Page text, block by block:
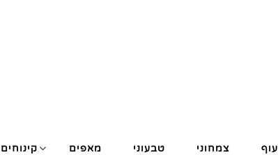
עוף צמחוני טבעוני מאפים קינוחים